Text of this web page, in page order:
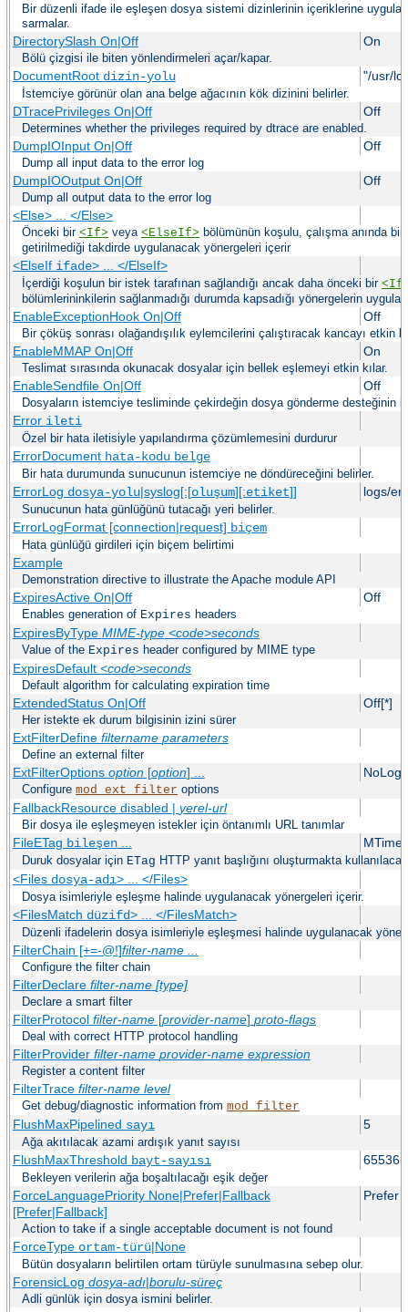
Bir düzenli ifade ile eşleşen dosya sistemi dizinlerinin içeriklerine
sarmalar.
DirectorySlash On|Off On
Bölü çizgisi ile biten yönlendirmeleri açar/kapar.
DocumentRoot dizin-yolu "/usr/
İstemciye görünür olan ana belge ağacının kök dizinini belirler.
DTracePrivileges On|Off Off
Determines whether the privileges required by dtrace are enabled.
DumpIOInput On|Off Off
Dump all input data to the error log
DumpIOOutput On|Off Off
Dump all output data to the error log
<Else> ... </Else>
Önceki bir <If> veya <ElseIf> bölümünün koşulu, çalışma anında
getirilmediği takdirde uygulanacak yönergeleri içerir
<ElseIf ifade> ... </ElseIf>
İçerdiği koşulun bir istek tarafınan sağlandığı ancak daha önceki bir
bölümlerininkilerin sağlanmadığı durumda kapsadığı yönergelerin
EnableExceptionHook On|Off Off
Bir çöküş sonrası olağandışılık eylemcilerini çalıştıracak kancayı etkin
EnableMMAP On|Off On
Teslimat sırasında okunacak dosyalar için bellek eşlemeyi etkin kılar.
EnableSendfile On|Off Off
Dosyaların istemciye tesliminde çekirdeğin dosya gönderme desteğinin
Error ileti
Özel bir hata iletisiyle yapılandırma çözümlemesini durdurur
ErrorDocument hata-kodu belge
Bir hata durumunda sunucunun istemciye ne döndüreceğini belirler.
ErrorLog dosya-yolu|syslog[:[oluşum][:etiket]] logs/
Sunucunun hata günlüğünü tutacağı yeri belirler.
ErrorLogFormat [connection|request] biçem
Hata günlüğü girdileri için biçem belirtimi
Example
Demonstration directive to illustrate the Apache module API
ExpiresActive On|Off Off
Enables generation of Expires headers
ExpiresByType MIME-type <code>seconds
Value of the Expires header configured by MIME type
ExpiresDefault <code>seconds
Default algorithm for calculating expiration time
ExtendedStatus On|Off Off[*]
Her istekte ek durum bilgisinin izini sürer
ExtFilterDefine filtername parameters
Define an external filter
ExtFilterOptions option[option] ...
Configure mod_ext_filter options
FallbackResource disabled | yerel-url
Bir dosya ile eşleşmeyen istekler için öntanımlı URL tanımlar
FileETag bileşen... MTime
Duruk dosyalar için ETag HTTP yanıt başlığını oluşturmakta
<Files dosya-adı> ... </Files>
Dosya isimleriyle eşleşme halinde uygulanacak yönergeleri içerir.
<FilesMatch düzifd> ... </FilesMatch>
Düzenli ifadelerin dosya isimleriyle eşleşmesi halinde uygulanacak
FilterChain [+=-@!]filter-name
Configure the filter chain
FilterDeclare filter-name [type]
Declare a smart filter
FilterProtocol filter-name[provider-name] proto-flags
Deal with correct HTTP protocol handling
FilterProvider filter-name provider-name expression
Register a content filter
FilterTrace filter-name level
Get debug/diagnostic information from mod_filter
FlushMaxPipelined sayı 5
Ağa akıtılacak azami ardışık yanıt sayısı
FlushMaxThreshold bayt-sayısı 65536
Bekleyen verilerin ağa boşaltılacağı eşik değer
ForceLanguagePriority None|Prefer|Fallback
[Prefer|Fallback]
Prefer
Action to take if a single acceptable document is not found
ForceType ortam-türü|None
Bütün dosyaların belirtilen ortam türüyle sunulmasına sebep olur.
ForensicLog dosya-adı|borulu-süreç
Adli günlük için dosya ismini belirler.